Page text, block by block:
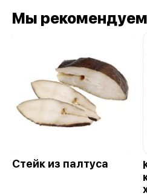
Мы рекомендуем
Стейк из палтуса